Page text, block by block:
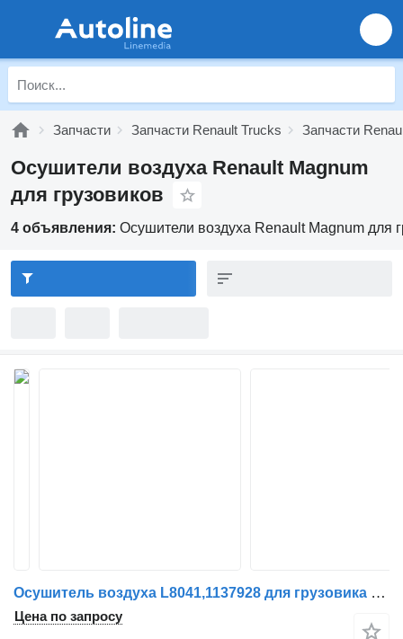
Запчасти Запчасти Renault Trucks Запчасти
Осушители воздуха Renault Magnum
для грузовиков
4 объявления: Осушители воздуха Renault Magnum для
Осушитель воздуха L8041,1137928 для грузовика Renault AE/MAGNUM/PREMIUM/MIDLUM/MAJOR/MIDDLE/KERAX
Цена по запросу